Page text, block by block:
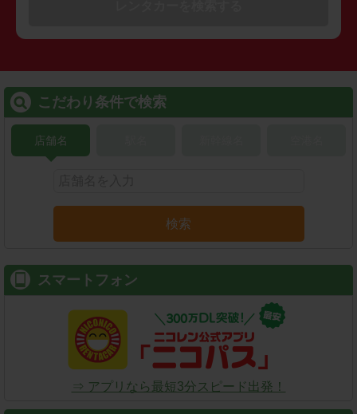
こだわり条件で検索
店舗名
検索
スマートフォン
⇒ アプリなら最短3分スピード出発！